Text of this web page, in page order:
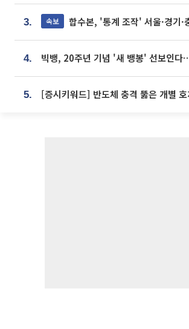
3. 속보 합수본, '통계 조작' 서울·경기·충북 선관위 등
4.
5.